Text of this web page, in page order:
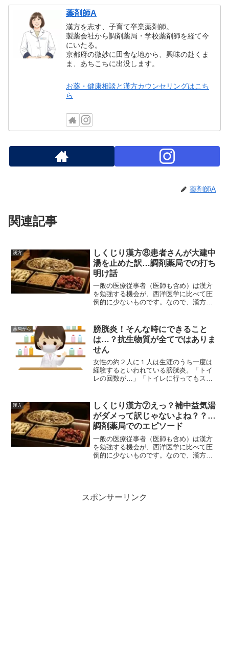
薬剤師A
漢方を志す、子育て卒業薬剤師。
製薬会社から調剤薬局・学校薬剤師を経て今
にいたる。
京都府の微妙に田舎な地から、興味の赴くま
ま、あちこちに出没します。
お薬・健康相談と漢方カウンセリングはこち
ら
薬剤師A
関連記事
漢方
しくじり漢方⑧患者さんが大建中
湯を止めた訳…調剤薬局での打ち
明け話
一般の医療従事者（医師も含め）は漢方
を勉強する機会が、西洋医学に比べて圧
倒的に少ないものです。なので、漢方家
建中湯をやめてしまった患者さんの話で
す。
薬局から
膀胱炎！そんな時にできること
は…？抗生物質が全てではありま
せん
女性の約２人に１人は生涯のうち一度は
経験するといわれている膀胱炎。「トイ
レの回数が…」「トイレに行ってもスッ
漢方
しくじり漢方⑦えっ？補中益気湯
がダメって訳じゃないよね？？…
調剤薬局でのエピソード
一般の医療従事者（医師も含め）は漢方
を勉強する機会が、西洋医学に比べて圧
倒的に少ないものです。なので、漢方家
スポンサーリンク